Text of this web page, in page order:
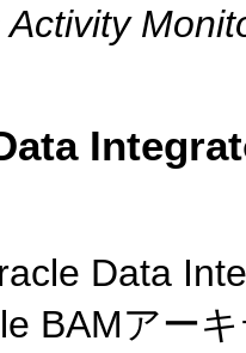
Data
BAMアー